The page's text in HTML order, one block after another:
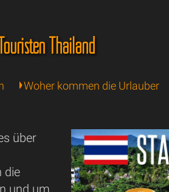
Thailand
Woher kommen die Urlauber
über
die